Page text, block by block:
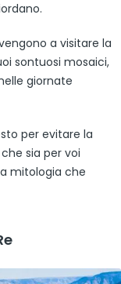
a visitare la
sontuosi mosaici,
giornate
per evitare la
sia per voi
mitologia che